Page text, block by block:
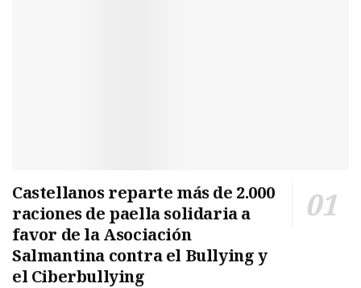
Castellanos reparte más de 2.000
raciones de paella solidaria a
favor de la Asociación
Salmantina contra el Bullying y
el Ciberbullying